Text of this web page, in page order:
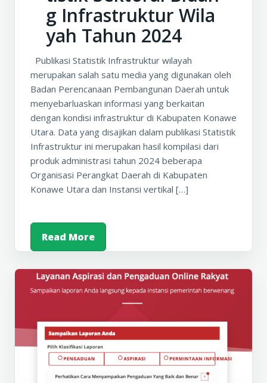
g Infrastruktur Wila
yah Tahun 2024
Publikasi Statistik Infrastruktur wilayah
merupakan salah satu media yang digunakan oleh
Badan Perencanaan Pembangunan Daerah untuk
menyebarluaskan informasi yang berkaitan
dengan kondisi infrastruktur di Kabupaten Konawe
Utara. Data yang disajikan dalam publikasi Statistik
Infrastruktur ini merupakan hasil kompilasi dari
produk administrasi tahun 2024 beberapa
Organisasi Perangkat Daerah di Kabupaten
Konawe Utara dan Instansi vertikal […]
Read More